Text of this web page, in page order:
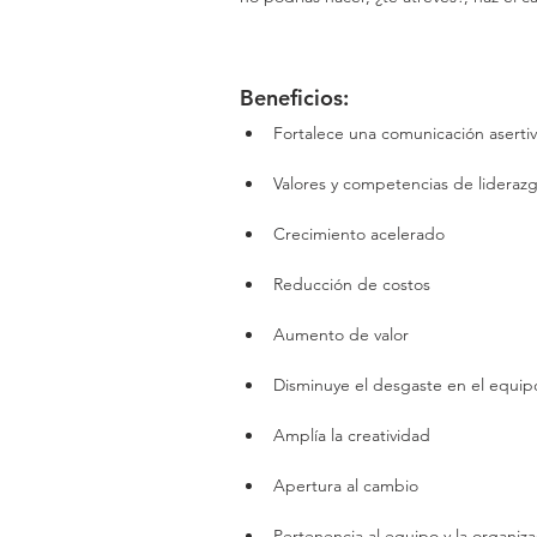
Beneficios:​
Fortalece una comunicación
Valores y competencias de
Crecimiento acelerado
Reducción de costos
Aumento de valor
Disminuye el desgaste en el
Amplía la creatividad
Apertura al cambio